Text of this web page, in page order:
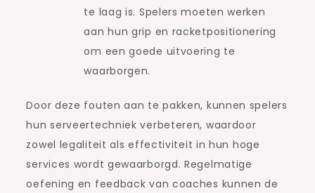
te laag is. Spelers moeten werken
aan hun grip en racketpositionering
om een goede uitvoering te
waarborgen.
Door deze fouten aan te pakken, kunnen spelers
hun serveertechniek verbeteren, waardoor
zowel legaliteit als effectiviteit in hun hoge
services wordt gewaarborgd. Regelmatige
oefening en feedback van coaches kunnen de